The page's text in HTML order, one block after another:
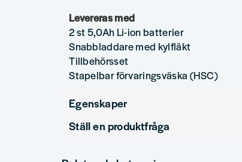
Levereras med
2 st 5,0Ah Li-ion batterier
Snabbladdare med kylfläkt
Tillbehörsset
Stapelbar förvaringsväska (HSC)
Egenskaper
Varumärke
Ställ en produktfråga
Fråga oss något om denna produkten...